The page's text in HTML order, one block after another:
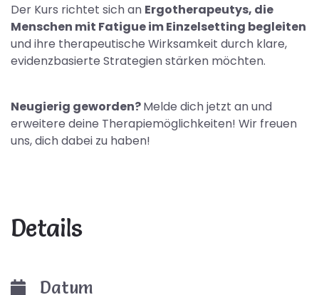
Der Kurs richtet sich an Ergotherapeutys, die
Menschen mit Fatigue im Einzelsetting begleiten
und ihre therapeutische Wirksamkeit durch klare,
evidenzbasierte Strategien stärken möchten.
Neugierig geworden?Melde dich jetzt an und
erweitere deine Therapiemöglichkeiten! Wir freuen
uns, dich dabei zu haben!
Details
Datum